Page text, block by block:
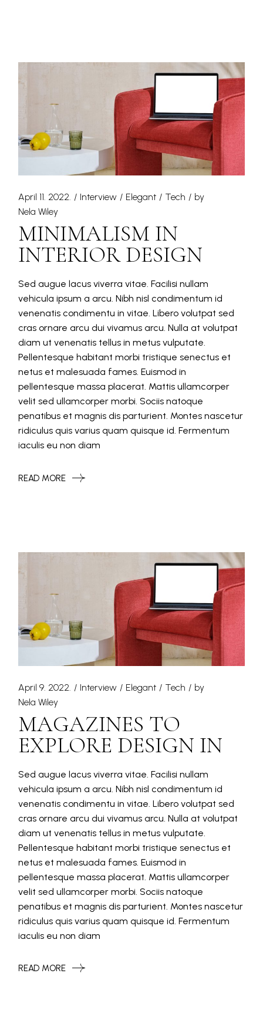
April 11. 2022. Interview Elegant Tech
by
Nela Wiley
MINIMALISM IN
INTERIOR DESIGN
Sed augue lacus viverra vitae. Facilisi nullam
vehicula ipsum a arcu. Nibh nisl condimentum id
venenatis condimentu in vitae. Libero volutpat sed
cras ornare arcu dui vivamus arcu. Nulla at volutpat
diam ut venenatis tellus in metus vulputate.
Pellentesque habitant morbi tristique senectus et
netus et malesuada fames. Euismod in
pellentesque massa placerat. Mattis ullamcorper
velit sed ullamcorper morbi. Sociis natoque
penatibus et magnis dis parturient. Montes nascetur
ridiculus quis varius quam quisque id. Fermentum
iaculis eu non diam
READ MORE
April 9. 2022. Interview Elegant Tech
by
Nela Wiley
MAGAZINES TO
EXPLORE DESIGN IN
Sed augue lacus viverra vitae. Facilisi nullam
vehicula ipsum a arcu. Nibh nisl condimentum id
venenatis condimentu in vitae. Libero volutpat sed
cras ornare arcu dui vivamus arcu. Nulla at volutpat
diam ut venenatis tellus in metus vulputate.
Pellentesque habitant morbi tristique senectus et
netus et malesuada fames. Euismod in
pellentesque massa placerat. Mattis ullamcorper
velit sed ullamcorper morbi. Sociis natoque
penatibus et magnis dis parturient. Montes nascetur
ridiculus quis varius quam quisque id. Fermentum
iaculis eu non diam
READ MORE